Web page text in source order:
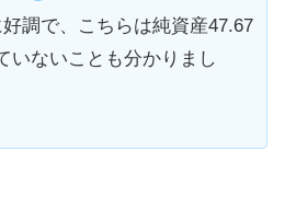
調で、こちらは純資産47.67
いないことも分かりまし